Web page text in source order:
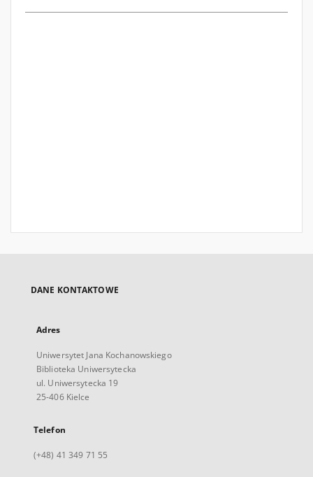
DANE KONTAKTOWE
Adres
Uniwersytet Jana Kochanowskiego
Biblioteka Uniwersytecka
ul. Uniwersytecka 19
25-406 Kielce
Telefon
(+48) 41 349 71 55